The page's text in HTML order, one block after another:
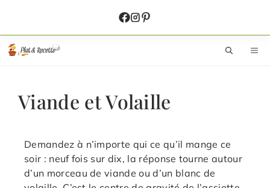
contenu
Viande et Volaille
Demandez à n’importe qui ce qu’il mange ce
soir : neuf fois sur dix, la réponse tourne autour
d’un morceau de viande ou d’un blanc de